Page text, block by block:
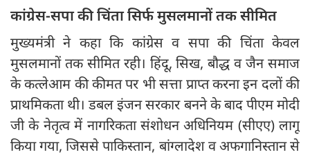
कांग्रेस-सपा की चिंता सिर्फ मुसलमानों तक सीमित
मुख्यमंत्री ने कहा कि कांग्रेस व सपा की चिंता केवल
मुसलमानों तक सीमित रही। हिंदू, सिख, बौद्ध व जैन समाज
के कत्लेआम की कीमत पर भी सत्ता प्राप्त करना इन दलों की
प्राथमिकता थी। डबल इंजन सरकार बनने के बाद पीएम मोदी
जी के नेतृत्व में नागरिकता संशोधन अधिनियम (सीएए) लागू
किया गया, जिससे पाकिस्तान, बांग्लादेश व अफगानिस्तान से